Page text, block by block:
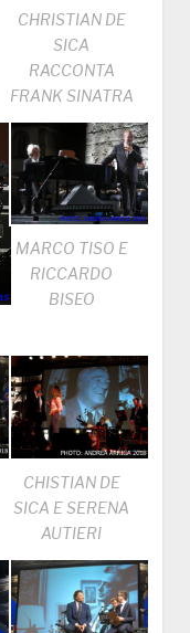
CHRISTIAN DE
SICA
RACCONTA
FRANK SINATRA
MARCO TISO E
RICCARDO
BISEO
CHISTIAN DE
SICA E SERENA
AUTIERI